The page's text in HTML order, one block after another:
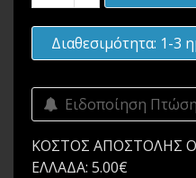
Διαθεσιμότητα: 1-3
Ειδοποίηση
ΚΟΣΤΟΣ ΑΠΟΣΤΟΛΗΣ
ΕΛΛΑΔΑ: 5.00€